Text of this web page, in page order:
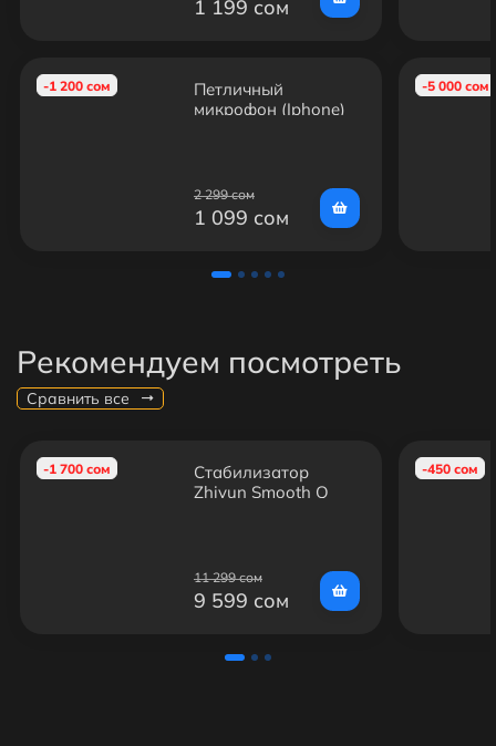
бликов
1 199 сом
-1 200 сом
Петличный
микрофон (Iphone)
2 299 сом
1 099 сом
-5 000 сом
Рекомендуем посмотреть
Сравнить все
-1 700 сом
Стабилизатор
Zhiyun Smooth Q
11 299 сом
9 599 сом
-450 сом